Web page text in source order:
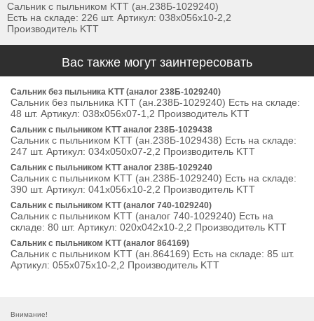
Сальник с пыльником KTT (ан.238Б-1029240)
Есть на складе: 226 шт. Артикул: 038х056х10-2,2
Производитель KTT
Вас также могут заинтересовать
Сальник без пыльника KTT (аналог 238Б-1029240)
Сальник без пыльника KTT (ан.238Б-1029240) Есть на складе:
48 шт. Артикул: 038х056х07-1,2 Производитель KTT
Сальник с пыльником KTT аналог 238Б-1029438
Сальник с пыльником KTT (ан.238Б-1029438) Есть на складе:
247 шт. Артикул: 034х050х07-2,2 Производитель KTT
Сальник с пыльником KTT аналог 238Б-1029240
Сальник с пыльником KTT (ан.238Б-1029240) Есть на складе:
390 шт. Артикул: 041х056х10-2,2 Производитель KTT
Сальник с пыльником KTT (аналог 740-1029240)
Сальник с пыльником KTT (аналог 740-1029240) Есть на
складе: 80 шт. Артикул: 020х042х10-2,2 Производитель KTT
Сальник с пыльником KTT (аналог 864169)
Сальник с пыльником KTT (ан.864169) Есть на складе: 85 шт.
Артикул: 055х075х10-2,2 Производитель KTT
Внимание!